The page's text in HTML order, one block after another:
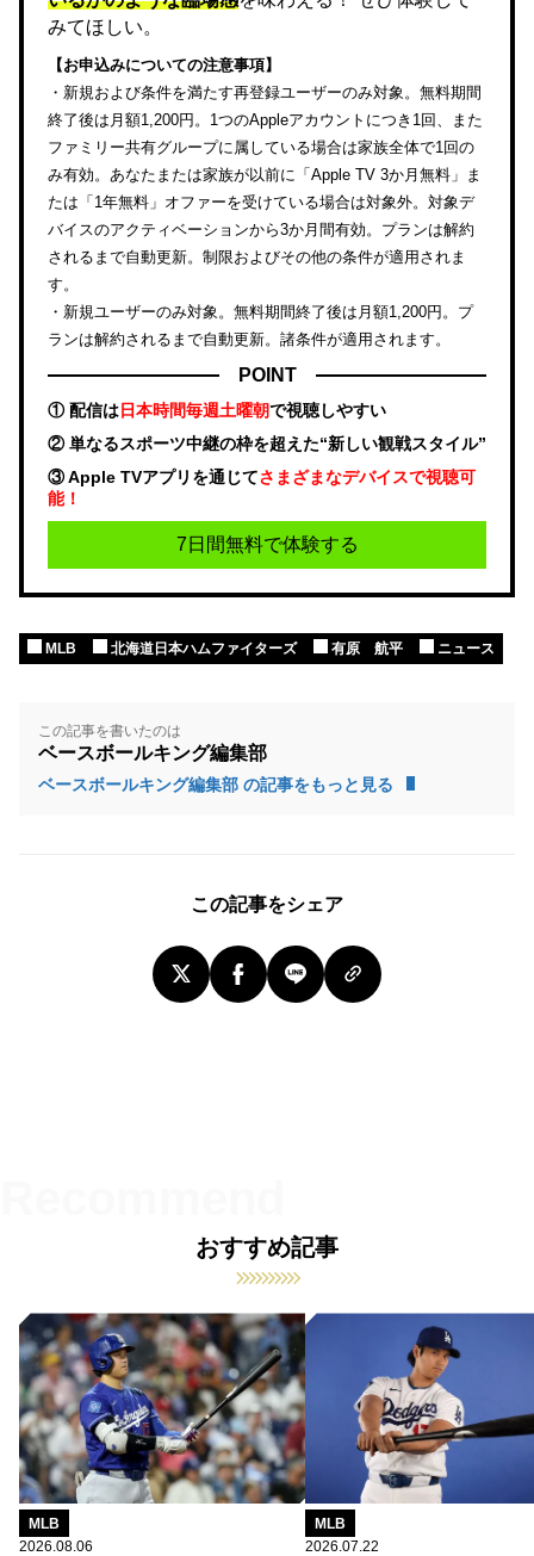
みてほしい。
【お申込みについての注意事項】
・新規および条件を満たす再登録ユーザーのみ対象。無料期間
終了後は月額1,200円。1つのAppleアカウントにつき1回、また
ファミリー共有グループに属している場合は家族全体で1回の
み有効。あなたまたは家族が以前に「Apple TV 3か月無料」ま
たは「1年無料」オファーを受けている場合は対象外。対象デ
バイスのアクティベーションから3か月間有効。プランは解約
されるまで自動更新。制限およびその他の条件が適用されま
す。
・新規ユーザーのみ対象。無料期間終了後は月額1,200円。プ
ランは解約されるまで自動更新。諸条件が適用されます。
POINT
① 配信は日本時間毎週土曜朝で視聴しやすい
② 単なるスポーツ中継の枠を超えた“新しい観戦スタイル”
③ Apple TVアプリを通じてさまざまなデバイスで視聴可
能！
7日間無料で体験する
MLB 北海道日本ハムファイターズ 有原 航平 ニュース
この記事を書いたのは
ベースボールキング編集部
ベースボールキング編集部 の記事をもっと見る
この記事をシェア
おすすめ記事
MLB
2026.08.06
MLB
2026.07.22